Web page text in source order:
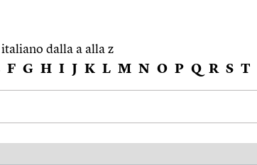
dalla a alla z
F G H I J K L M N O P Q R S T